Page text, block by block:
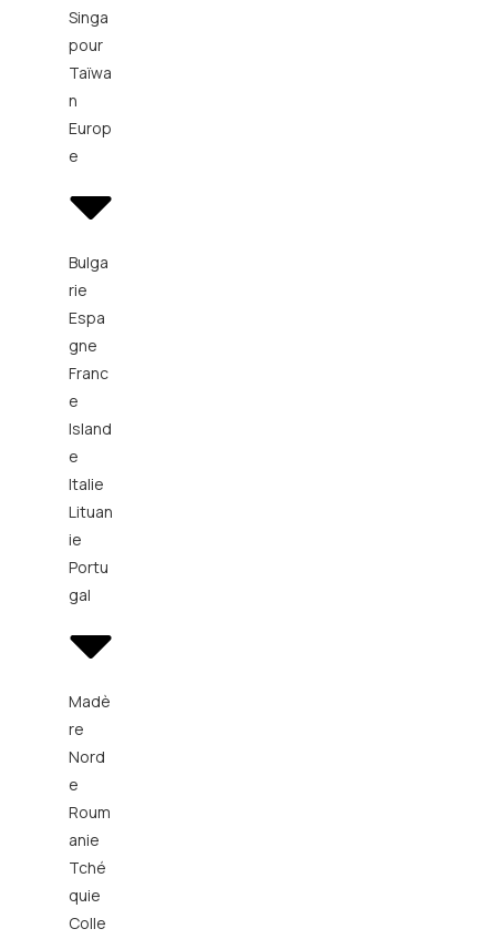
Singa
pour
Taïwa
n
Europ
e
Bulga
rie
Espa
gne
Franc
e
Island
e
Italie
Lituan
ie
Portu
gal
Madè
re
Nord
e
Roum
anie
Tché
quie
Colle